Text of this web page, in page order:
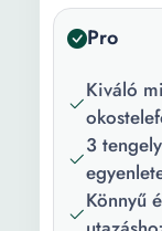
Pro
Kiváló
3
Könnyű